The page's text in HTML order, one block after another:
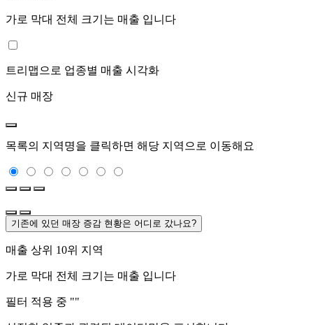
가로 막대 전체 크기는 매출 입니다
트리맵으로 업종별 매출 시각화
신규 매장
목록의 지역명을 클릭하면 해당 지역으로 이동해요
기존에 있던 매장 증감 현황은 어디로 갔나요?
매출 상위 10위 지역
가로 막대 전체 크기는 매출 입니다
필터 적용 중 ""